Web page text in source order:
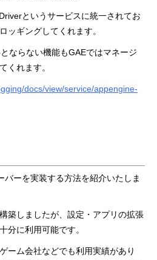
というサービスに統一されてお
ッギングしてくれます。
ならない機能もGAEではマネージ
くれます。
docs/view/service/appengine-
バーを実装する方法を紹介いたしま
築しましたが、設定・アプリの拡張
分に利用可能です。
ーム会社などでも利用実績があり